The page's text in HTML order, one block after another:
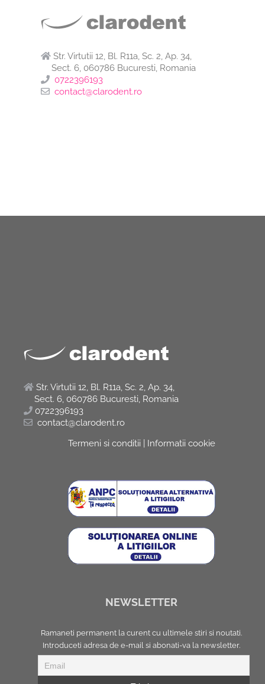
Str. Virtutii 12, Bl. R11a, Sc. 2, Ap. 34,
Sect. 6, 060786 Bucuresti, Romania
0722396193
contact@clarodent.ro
Str. Virtutii 12, Bl. R11a, Sc. 2, Ap. 34,
Sect. 6, 060786 Bucuresti, Romania
0722396193
contact@clarodent.ro
Termeni si conditii
Informatii cookie
NEWSLETTER
Ramaneti permanent la curent cu ultimele stiri si noutati.
Introduceti adresa de e-mail si abonati-va la newsletter.